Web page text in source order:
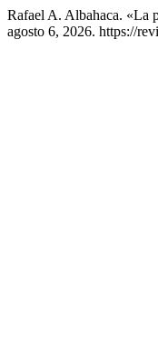
Rafael A. Albahaca. «La
agosto 6, 2026. https://